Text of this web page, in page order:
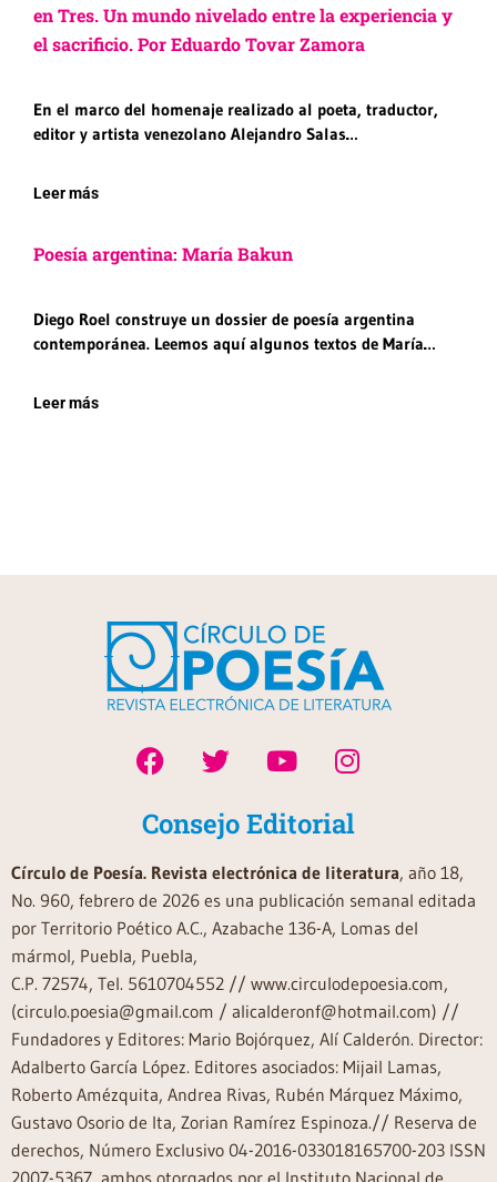
en Tres. Un mundo nivelado entre la experiencia y
el sacrificio. Por Eduardo Tovar Zamora
En el marco del homenaje realizado al poeta, traductor,
editor y artista venezolano Alejandro Salas…
Leer más
Poesía argentina: María Bakun
Diego Roel construye un dossier de poesía argentina
contemporánea. Leemos aquí algunos textos de María…
Leer más
Consejo Editorial
Círculo de Poesía. Revista electrónica de literatura, año 18,
No. 960, febrero de 2026 es una publicación semanal editada
por Territorio Poético A.C., Azabache 136-A, Lomas del
mármol, Puebla, Puebla,
C.P. 72574, Tel. 5610704552 // www.circulodepoesia.com,
(circulo.poesia@gmail.com / alicalderonf@hotmail.com) //
Fundadores y Editores: Mario Bojórquez, Alí Calderón. Director:
Adalberto García López. Editores asociados: Mijail Lamas,
Roberto Amézquita, Andrea Rivas, Rubén Márquez Máximo,
Gustavo Osorio de Ita, Zorian Ramírez Espinoza.// Reserva de
derechos, Número Exclusivo 04-2016-033018165700-203 ISSN